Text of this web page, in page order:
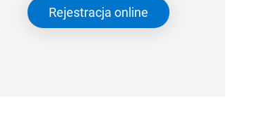
Rejestracja online